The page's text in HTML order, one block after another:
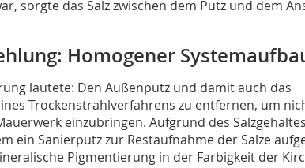
sorgte das Salz zwischen dem Putz und dem
Homogener
lautete: Den Außenputz und damit auch das
Trockenstrahlverfahrens zu entfernen, um
einzubringen. Aufgrund des
ein Sanierputz zur Restaufnahme der Salze
Pigmentierung in der Farbigkeit der